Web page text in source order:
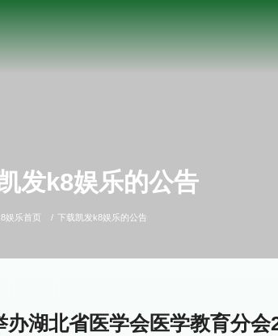
发k8娱乐的公告
娱乐首页 下载凯发k8娱乐的公告
办湖北省医学会医学教育分